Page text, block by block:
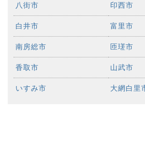
八街市 印西市
白井市 富里市
南房総市 匝瑳市
香取市 山武市
いすみ市 大網白里